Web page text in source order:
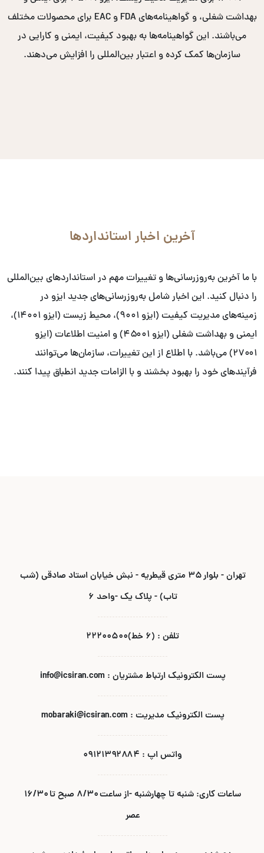
بهداشت شغلی، و گواهینامه‌های FDA و EAC برای محصولات مختلف
می‌باشند. این گواهینامه‌ها به بهبود کیفیت، ایمنی و کارایی در
سازمان‌ها کمک کرده و اعتبار بین‌المللی را افزایش می‌دهند.
آخرین اخبار استانداردها
با ما آخرین به‌روزرسانی‌ها و تغییرات مهم در استانداردهای بین‌المللی
را دنبال کنید. این اخبار شامل به‌روزرسانی‌های جدید ایزو در
زمینه‌های مدیریت کیفیت (ایزو ۹۰۰۱)، محیط زیست (ایزو ۱۴۰۰۱)،
ایمنی و بهداشت شغلی (ایزو ۴۵۰۰۱) و امنیت اطلاعات (ایزو
۲۷۰۰۱) می‌باشد. با اطلاع از این تغییرات، سازمان‌ها می‌توانند
فرآیندهای خود را بهبود بخشند و با الزامات جدید انطباق پیدا کنند.
تهران - بلوار ۳۵ متری قیطریه - نبش خیابان استاد صادقی (شب
تاب) - پلاک یک -واحد ۶
تلفن : (۶ خط)۲۲۲۰۰۵۰۰
پست الکترونیک ارتباط مشتریان : info@icsiran.com
پست الکترونیک مدیریت : mobaraki@icsiran.com
واتس اپ : ۰۹۱۲۱۳۹۲۸۸۴
ساعات کاری: شنبه تا چهارشنبه -از ساعت ۸/۳۰ صبح تا ۱۶/۳۰
عصر